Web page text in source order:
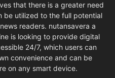
that there is a greater need
be utilized to the full potential
readers. nutansavera a
is looking to provide digital
24/7, which users can
convenience and can be
on any smart device.